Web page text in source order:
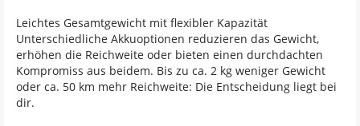
Leichtes Gesamtgewicht mit flexibler Kapazität
Unterschiedliche Akkuoptionen reduzieren das Gewicht,
erhöhen die Reichweite oder bieten einen durchdachten
Kompromiss aus beidem. Bis zu ca. 2 kg weniger Gewicht
oder ca. 50 km mehr Reichweite: Die Entscheidung liegt bei
dir.